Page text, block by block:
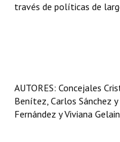
través de políticas de
AUTORES: Concejales
Benítez, Carlos Sánchez
Fernández y Viviana Gelain